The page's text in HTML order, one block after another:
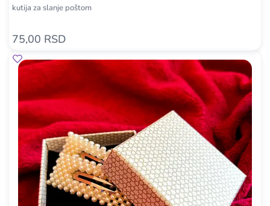
kutija za slanje poštom
75,00 RSD